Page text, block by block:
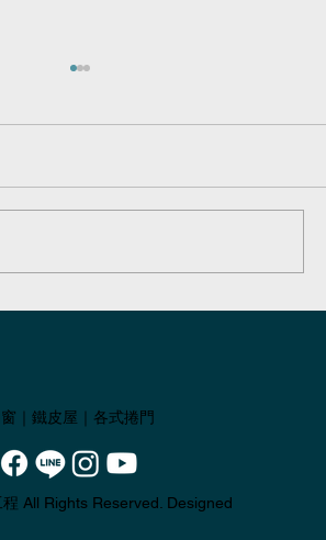
｜鐵皮屋｜各式捲門
All Rights Reserved. Designed